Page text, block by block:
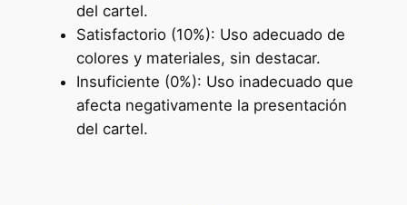
del cartel.
Satisfactorio (10%): Uso adecuado de
colores y materiales, sin destacar.
Insuficiente (0%): Uso inadecuado que
afecta negativamente la presentación
del cartel.